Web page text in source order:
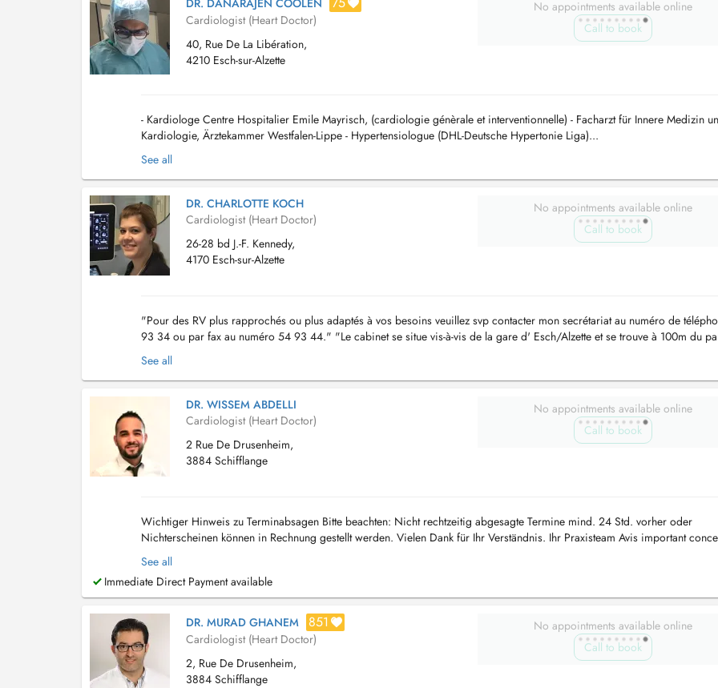
DR. DANARAJEN COOLEN
Cardiologist (Heart Doctor)
40, Rue De La Libération,
4210 Esch-sur-Alzette
No appointments available online
Call to book
- Kardiologe Centre Hospitalier Emile Mayrisch, (cardiologie génèrale et interventionnelle) - Facharzt für Innere Medizin
Kardiologie, Ärztekammer Westfalen-Lippe - Hypertensiologue (DHL-Deutsche Hypertonie Liga)...
See all
DR. CHARLOTTE KOCH
Cardiologist (Heart Doctor)
26-28 bd J.-F. Kennedy,
4170 Esch-sur-Alzette
No appointments available online
Call to book
"Pour des RV plus rapprochés ou plus adaptés à vos besoins veuillez svp contacter mon secrétariat au numéro de
93 34 ou par fax au numéro 54 93 44." "Le cabinet se situe vis-à-vis de la gare d' Esch/Alzette et se trouve à 100m du
de la Place de l'Hôtel de Ville."...
See all
DR. WISSEM ABDELLI
Cardiologist (Heart Doctor)
2 Rue De Drusenheim,
3884 Schifflange
No appointments available online
Call to book
Wichtiger Hinweis zu Terminabsagen Bitte beachten: Nicht rechtzeitig abgesagte Termine mind. 24 Std. vorher oder
Nichterscheinen können in Rechnung gestellt werden. Vielen Dank für Ihr Verständnis. Ihr Praxisteam Avis important
les rendez-vous Merci de noter : Les rendez-vo...
See all
Immediate Direct Payment available
DR. MURAD GHANEM 851
Cardiologist (Heart Doctor)
2, Rue De Drusenheim,
3884 Schifflange
No appointments available online
Call to book